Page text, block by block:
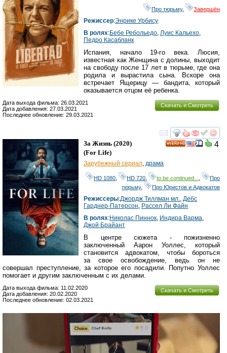
Про тюрьму, Завершён
Режиссер:Энрике Урбису
В ролях:Бебе Ребольедо, Луис Кальехо,
Педро Касабланк
Испания, начало 19-го века. Люсия,
известная как Женщина с долины, выходит
на свободу после 17 лет в тюрьме, где она
родила и вырастила сына. Вскоре она
встречает Ящерицу — бандита, который
оказывается отцом её ребенка.
Скачать и Смотреть
Дата выхода фильма: 26.03.2021
Дата добавления: 27.03.2021
Последнее обновление: 29.03.2021
смотреть
4
За Жизнь (2020)
(For Life)
Зарубежный сериал, драма
HD 1080 HD 720 to be continued...
Про
тюрьму, Про Юристов и Адвокатов
Режиссеры:Джордж Тиллман мл., Дебс
Гарднер-Патерсон, Рассел Ли Файн
В ролях:Николас Пиннок, Индира Варма,
Джой Брайант
В центре сюжета - пожизненно
заключенный Аарон Уоллес, который
становится адвокатом, чтобы бороться
за свое освобождение, ведь он не
совершал преступление, за которое его посадили. Попутно Уоллес
помогает и другим заключенным с их делами.
Скачать и Смотреть
Дата выхода фильма: 11.02.2020
Дата добавления: 20.02.2020
Последнее обновление: 02.03.2021